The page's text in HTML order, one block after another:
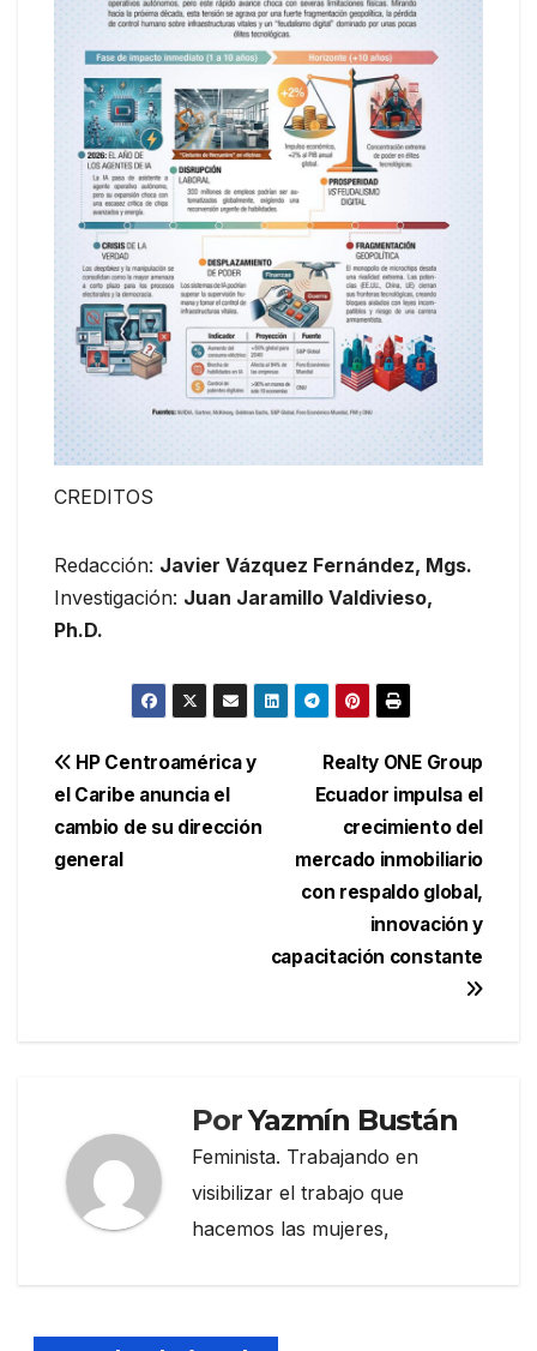
CREDITOS
Redacción: Javier Vázquez Fernández, Mgs.
Investigación: Juan Jaramillo Valdivieso,
Ph.D.
Navegación
de
entradas
Realty ONE Group
Ecuador impulsa el
crecimiento del
mercado inmobiliario
con respaldo global,
innovación y
capacitación constante
HP Centroamérica y
el Caribe anuncia el
cambio de su dirección
general
PorYazmín Bustán
Feminista. Trabajando en
visibilizar el trabajo que
hacemos las mujeres,